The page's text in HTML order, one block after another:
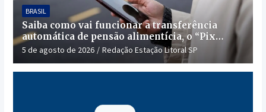
BRASIL
Saiba como vai funcionar a transferência
automática de pensão alimentícia, o “Pix
Pensão”
5 de agosto de 2026 Redação Estação Litoral SP